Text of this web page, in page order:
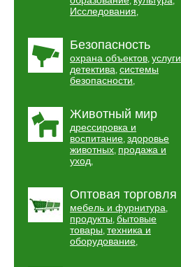
Исследования,
Безопасность
охрана объектов, услуги
детектива, системы
безопасности,
Животный мир
дрессировка и
воспитание, здоровье
животных, продажа и
уход,
Оптовая торговля
мебель и фурнитура,
продукты, бытовые
товары, техника и
оборудование,